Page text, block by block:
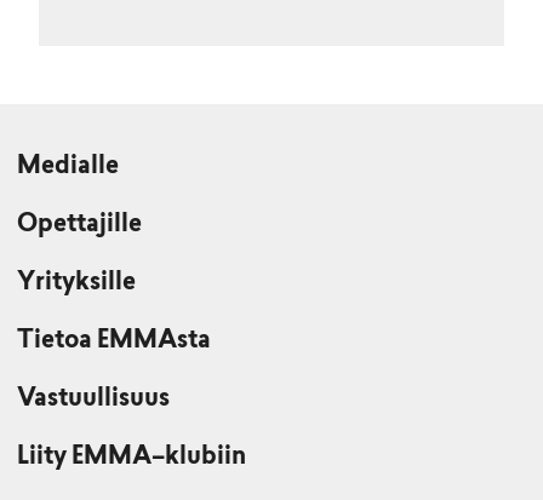
Medialle
Opettajille
Yrityksille
Tietoa EMMAsta
Vastuullisuus
Liity EMMA–klubiin